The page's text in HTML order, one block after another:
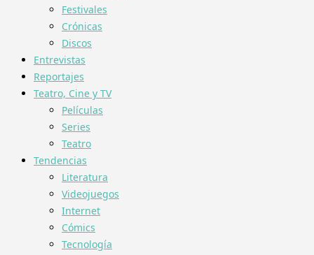
Festivales
Crónicas
Discos
Entrevistas
Reportajes
Teatro, Cine y TV
Películas
Series
Teatro
Tendencias
Literatura
Videojuegos
Internet
Cómics
Tecnología